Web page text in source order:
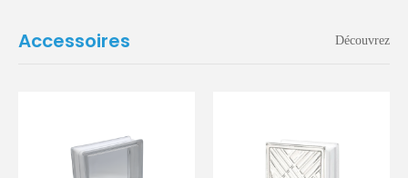
Accessoires Découvrez